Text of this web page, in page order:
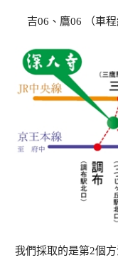
吉06、鷹06 （車
我們採取的是第2個